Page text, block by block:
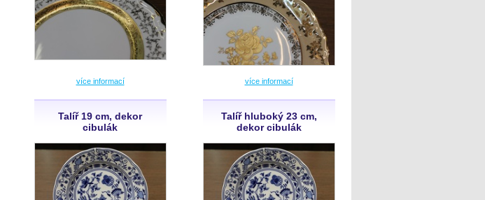
více informací více informací
Talíř 19 cm, dekor
cibulák
Talíř hluboký 23 cm,
dekor cibulák